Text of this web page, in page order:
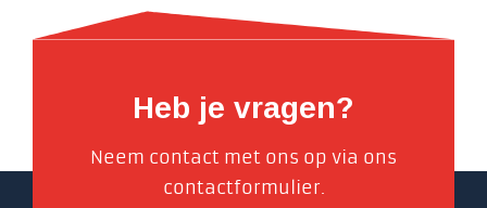
Heb je vragen?
Neem contact met ons op via ons
contactformulier.